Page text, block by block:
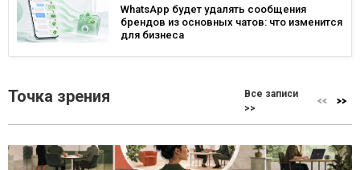
WhatsApp будет удалять сообщения
брендов из основных чатов: что изменится
для бизнеса
Точка зрения
Все записи
>>